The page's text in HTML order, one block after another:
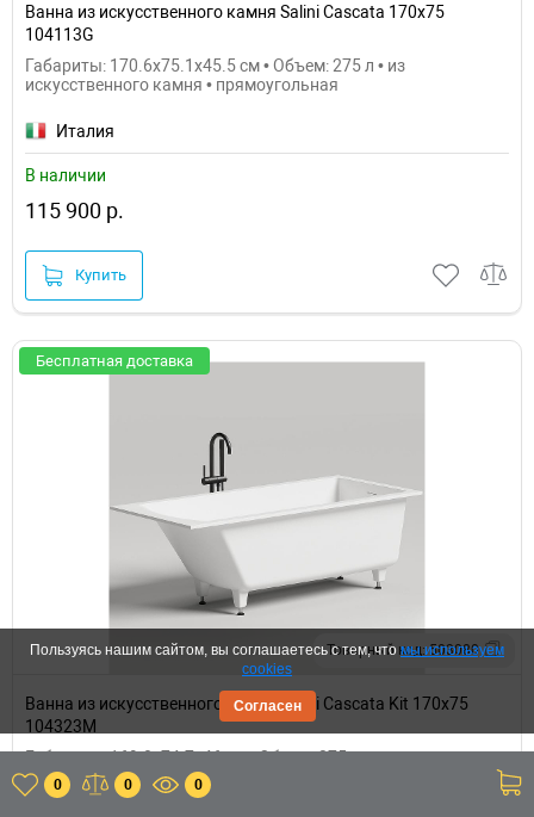
Ванна из искусственного камня Salini Cascata 170х75
104113G
Габариты: 170.6x75.1x45.5 см • Объем: 275 л • из
искусственного камня • прямоугольная
Италия
В наличии
115 900 р.
Купить
Бесплатная доставка
Товарный код: 503080
Ванна из искусственного камня Salini Cascata Kit 170х75
104323M
Габариты: 169.8x74.7x46 см • Объем: 275 л • из
искусственного камня • прямоугольная
0 0 0
Пользуясь нашим сайтом, вы соглашаетесь с тем, чтомы используем
cookies
Согласен